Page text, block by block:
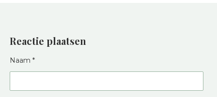
Reactie plaatsen
Naam *